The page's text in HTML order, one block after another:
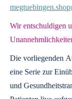
Wir entschuldigen
Die vorliegenden
eine Serie zur
und